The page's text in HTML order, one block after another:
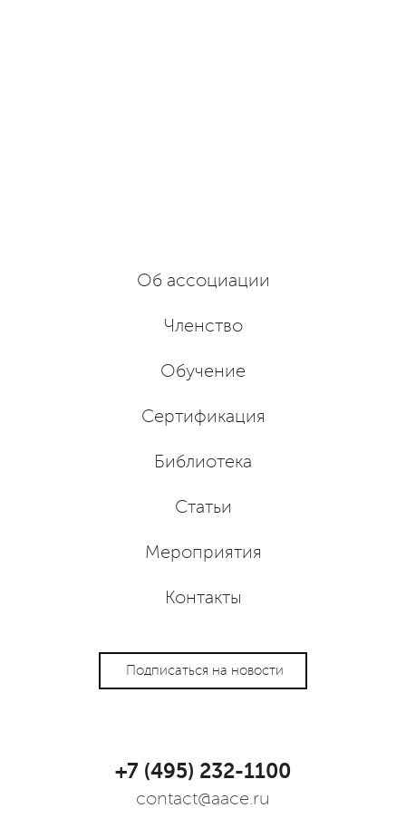
Об ассоциации
Членство
Обучение
Сертификация
Библиотека
Статьи
Мероприятия
Контакты
Подписаться на новости
+7 (495) 232-1100
contact@aace.ru